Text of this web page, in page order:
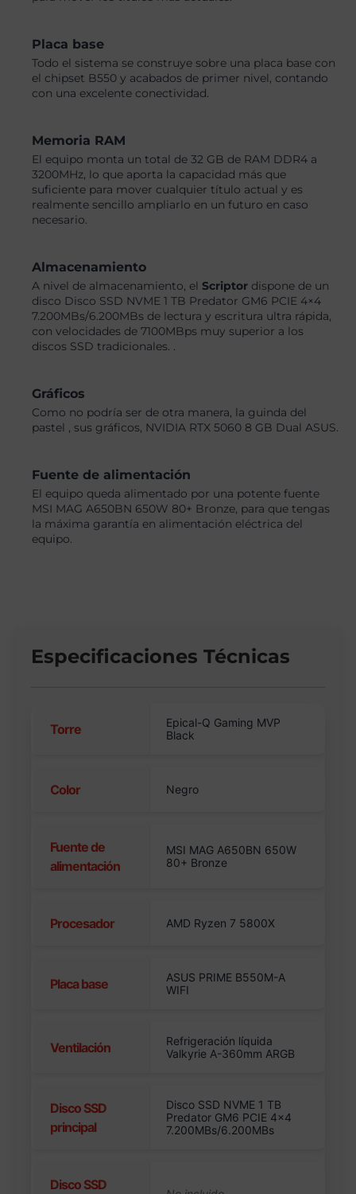
Placa base
Todo el sistema se construye sobre una placa base con
el chipset B550 y acabados de primer nivel, contando
con una excelente conectividad.
Memoria RAM
El equipo monta un total de 32 GB de RAM DDR4 a
3200MHz, lo que aporta la capacidad más que
suficiente para mover cualquier título actual y es
realmente sencillo ampliarlo en un futuro en caso
necesario.
Almacenamiento
A nivel de almacenamiento, elScriptor dispone de un
disco Disco SSD NVME 1 TB Predator GM6 PCIE 4×4
7.200MBs/6.200MBs de lectura y escritura ultra rápida,
con velocidades de 7100MBps muy superior a los
discos SSD tradicionales. .
Gráficos
Como no podría ser de otra manera, la guinda del
pastel , sus gráficos, NVIDIA RTX 5060 8 GB Dual ASUS.
Fuente de alimentación
El equipo queda alimentado por una potente fuente
MSI MAG A650BN 650W 80+ Bronze, para que tengas
la máxima garantía en alimentación eléctrica del
equipo.
Especificaciones Técnicas
Torre
Epical-Q Gaming MVP
Black
Color Negro
Fuente de
alimentación
MSI MAG A650BN 650W
80+ Bronze
Procesador AMD Ryzen 7 5800X
Placa base
ASUS PRIME B550M-A
WIFI
Ventilación
Refrigeración líquida
Valkyrie A-360mm ARGB
Disco SSD
principal
Disco SSD NVME 1 TB
Predator GM6 PCIE 4×4
7.200MBs/6.200MBs
Disco SSD